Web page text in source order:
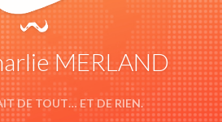
MERLAND
DE TOUT… ET DE RIEN.